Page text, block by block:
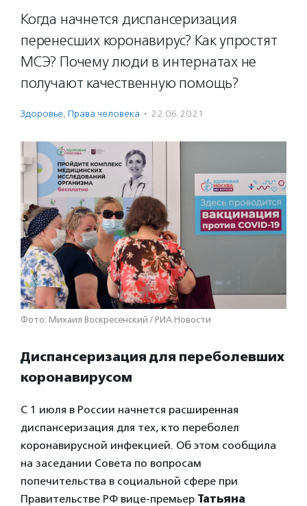
Когда начнется диспансеризация
перенесших коронавирус? Как упростят
МСЭ? Почему люди в интернатах не
получают качественную помощь?
Здоровье, Права человека · 22.06.2021
Фото: Михаил Воскресенский / РИА Новости
Диспансеризация для переболевших
коронавирусом
С 1 июля в России начнется расширенная
диспансеризация для тех, кто переболел
коронавирусной инфекцией. Об этом сообщила
на заседании Совета по вопросам
попечительства в социальной сфере при
Правительстве РФ вице-премьер Татьяна